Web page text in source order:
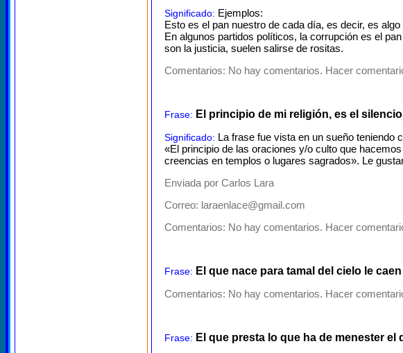
Significado: Ejemplos:
Esto es el pan nuestro de cada día, es decir, es algo
En algunos partidos políticos, la corrupción es el
son la justicia, suelen salirse de rositas.
Comentarios: No hay comentarios. Hacer
Frase: El principio de mi religión, es el
Significado: La frase fue vista en un sueño teniendo
«El principio de las oraciones y/o culto que
creencias en templos o lugares sagrados». Le
Enviada por Carlos Lara
Correo: laraenlace@gmail.com
Comentarios: No hay comentarios. Hacer
Frase: El que nace para tamal del cielo le
Comentarios: No hay comentarios. Hacer
Frase: El que presta lo que ha de menester el